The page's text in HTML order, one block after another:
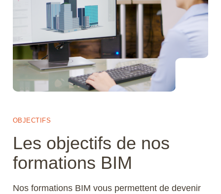
Microstation
Navisworks Manage
Nuke
Revit
Rhino
OBJECTIFS
Les objectifs de nos
formations BIM
Nos formations BIM vous permettent de devenir